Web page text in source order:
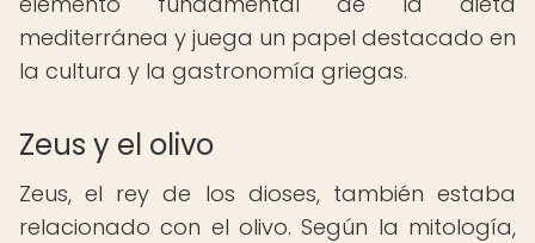
mediterránea y juega un papel destacado en
la cultura y la gastronomía griegas.
Zeus y el olivo
Zeus, el rey de los dioses, también estaba
relacionado con el olivo. Según la mitología,